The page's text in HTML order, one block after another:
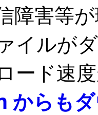
障害等
イルが
ード速
らもダ